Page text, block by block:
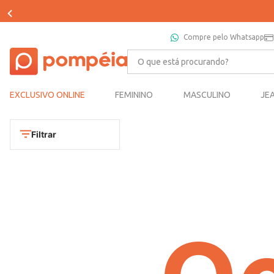
Compre pelo Whatsapp
O que está procurando?
EXCLUSIVO ONLINE FEMININO MASCULINO
Filtrar